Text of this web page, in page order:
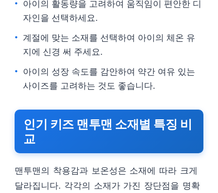
아이의 활동량을 고려하여 움직임이 편안한 디
자인을 선택하세요.
계절에 맞는 소재를 선택하여 아이의 체온 유
지에 신경 써 주세요.
아이의 성장 속도를 감안하여 약간 여유 있는
사이즈를 고려하는 것도 좋습니다.
인기 키즈 맨투맨 소재별 특징 비
교
맨투맨의 착용감과 보온성은 소재에 따라 크게
달라집니다. 각각의 소재가 가진 장단점을 명확